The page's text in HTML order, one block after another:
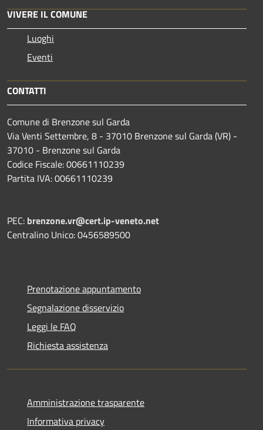
VIVERE IL COMUNE
Luoghi
Eventi
CONTATTI
Comune di Brenzone sul Garda
Via Venti Settembre, 8 - 37010 Brenzone sul Garda (VR) -
37010 - Brenzone sul Garda
Codice Fiscale: 00661110239
Partita IVA: 00661110239
PEC: brenzone.vr@cert.ip-veneto.net
Centralino Unico: 0456589500
Prenotazione appuntamento
Segnalazione disservizio
Leggi le FAQ
Richiesta assistenza
Amministrazione trasparente
Informativa privacy